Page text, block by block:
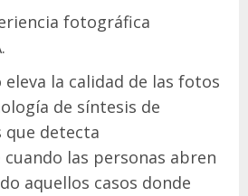
fotográfica
eleva la calidad de las fotos
de síntesis de
detecta
las personas abren
aquellos casos donde